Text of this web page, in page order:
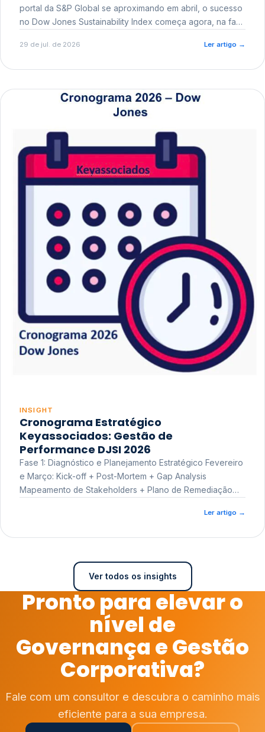
portal da S&P Global se aproximando em abril, o sucesso
no Dow Jones Sustainability Index começa agora, na fase
29 de jul. de 2026 Ler artigo →
INSIGHT
Cronograma Estratégico
Keyassociados: Gestão de
Performance DJSI 2026
Fase 1: Diagnóstico e Planejamento Estratégico Fevereiro
e Março: Kick-off + Post-Mortem + Gap Analysis
Mapeamento de Stakeholders + Plano de Remediação
Ler artigo →
Ver todos os insights
Pronto para elevar o
nível de
Governança e Gestão
Corporativa?
Fale com um consultor e descubra o caminho mais
eficiente para a sua empresa.